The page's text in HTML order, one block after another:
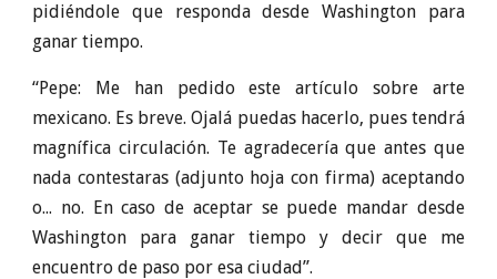
pidiéndole que responda desde Washington para
ganar tiempo.
“Pepe: Me han pedido este artículo sobre arte
mexicano. Es breve. Ojalá puedas hacerlo, pues tendrá
magnífica circulación. Te agradecería que antes que
nada contestaras (adjunto hoja con firma) aceptando
o... no. En caso de aceptar se puede mandar desde
Washington para ganar tiempo y decir que me
encuentro de paso por esa ciudad”.